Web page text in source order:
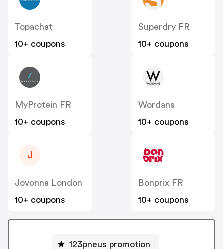
Topachat
10+ coupons
Superdry FR
10+ coupons
MyProtein FR
10+ coupons
Wordans
10+ coupons
J
Jovonna London
10+ coupons
Bonprix FR
10+ coupons
123pneus promotion